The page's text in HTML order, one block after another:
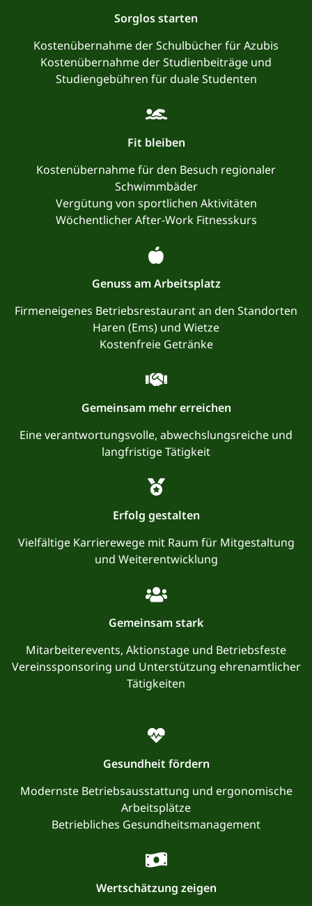
Sorglos starten
Kostenübernahme der Schulbücher für Azubis
Kostenübernahme der Studienbeiträge und
Studiengebühren für duale Studenten
Fit bleiben
Kostenübernahme für den Besuch regionaler
Schwimmbäder
Vergütung von sportlichen Aktivitäten
Wöchentlicher After-Work Fitnesskurs
Genuss am Arbeitsplatz
Firmeneigenes Betriebsrestaurant an den Standorten
Haren (Ems) und Wietze
Kostenfreie Getränke
Gemeinsam mehr erreichen
Eine verantwortungsvolle, abwechslungsreiche und
langfristige Tätigkeit
Erfolg gestalten
Vielfältige Karrierewege mit Raum für Mitgestaltung
und Weiterentwicklung
Gemeinsam stark
Mitarbeiterevents, Aktionstage und Betriebsfeste
Vereinssponsoring und Unterstützung ehrenamtlicher
Tätigkeiten
Gesundheit fördern
Modernste Betriebsausstattung und ergonomische
Arbeitsplätze
Betriebliches Gesundheitsmanagement
Wertschätzung zeigen